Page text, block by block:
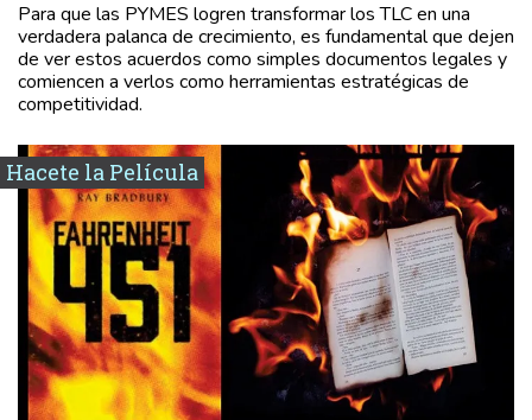
Para que las PYMES logren transformar los TLC en una
verdadera palanca de crecimiento, es fundamental que dejen
de ver estos acuerdos como simples documentos legales y
comiencen a verlos como herramientas estratégicas de
competitividad.
Hacete la Película